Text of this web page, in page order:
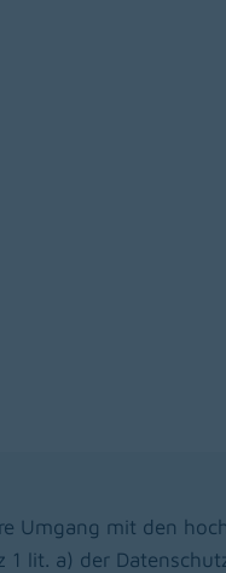
Umgang mit den
1 lit. a) der